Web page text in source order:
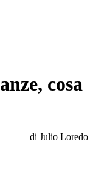
cosa
di Julio Loredo